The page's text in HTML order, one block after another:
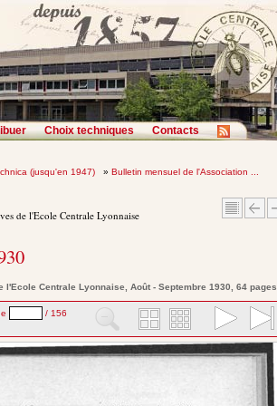
Choix techniques Contacts
(jusqu'en 1947) » Bulletin mensuel de l'Association ...
de l'Ecole Centrale Lyonnaise
l'Ecole Centrale Lyonnaise, Août - Septembre 1930, 64 pages
/ 156